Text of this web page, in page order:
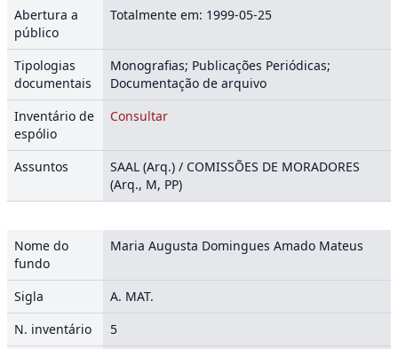
Abertura a
público
Totalmente em: 1999-05-25
Tipologias
documentais
Monografias; Publicações Periódicas;
Documentação de arquivo
Inventário de
espólio
Consultar
Assuntos
SAAL (Arq.) / COMISSÕES DE MORADORES
(Arq., M, PP)
Nome do
fundo
Maria Augusta Domingues Amado Mateus
Sigla
A. MAT.
N. inventário
5